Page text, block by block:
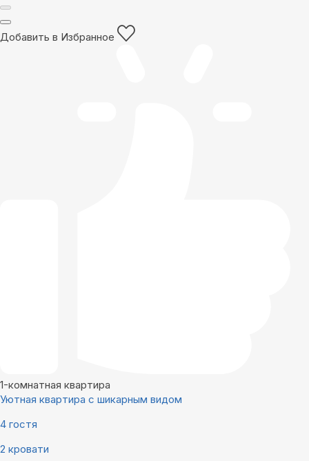
Добавить в Избранное
1-комнатная квартира
Уютная квартира с шикарным видом
4 гостя
2 кровати